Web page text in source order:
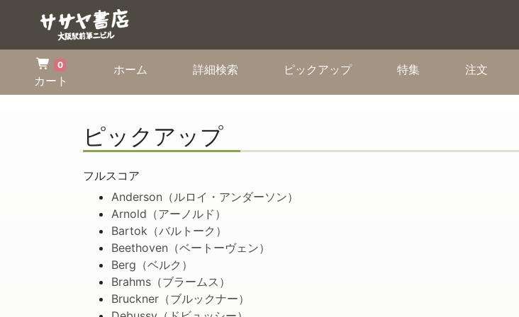
0
カート
ホーム (current)詳細検索 ピックアップ(current)特集(current)注文
ピックアップ
フルスコア
Anderson（ルロイ・アンダーソン）
Arnold（アーノルド）
Bartok（バルトーク）
Beethoven（ベートーヴェン）
Berg（ベルク）
Brahms（ブラームス）
Bruckner（ブルックナー）